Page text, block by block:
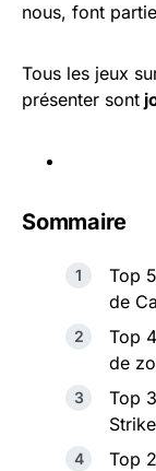
nous, font
Tous les jeux
présenter sont
Sommaire
Top
de
Top
de
Top
Top